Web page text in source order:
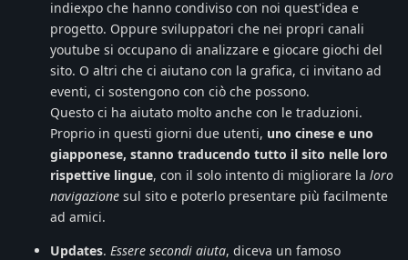
indiexpo che hanno condiviso con noi quest'idea e
progetto. Oppure sviluppatori che nei propri canali
youtube si occupano di analizzare e giocare giochi del
sito. O altri che ci aiutano con la grafica, ci invitano ad
eventi, ci sostengono con ciò che possono.
Questo ci ha aiutato molto anche con le traduzioni.
Proprio in questi giorni due utenti, uno cinese e uno
giapponese, stanno traducendo tutto il sito nelle loro
rispettive lingue, con il solo intento di migliorare la loro
navigazione sul sito e poterlo presentare più facilmente
ad amici.
Updates. Essere secondi aiuta, diceva un famoso